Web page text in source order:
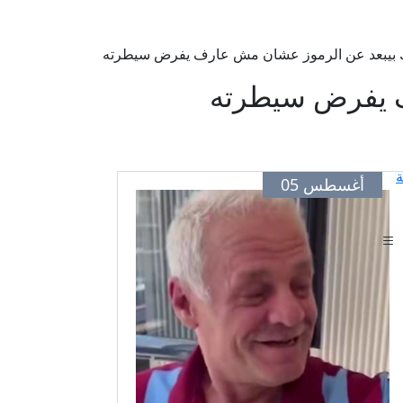
بيبعد عن الرموز عشان مش عارف يفرض سيطرته
يفرض سيطرته
أغسطس 05